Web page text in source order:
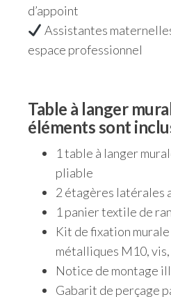
d’appoint
Assistantes
espace professionnel
Table à langer
éléments sont
1 table à langer
pliable
2 étagères latérales
1 panier textile de
Kit de fixation
métalliques M10,
Notice de montage
Gabarit de perçage